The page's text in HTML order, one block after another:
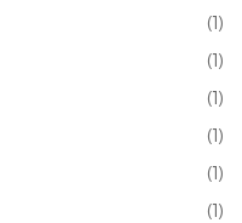
(1)
(1)
(1)
(1)
(1)
(1)